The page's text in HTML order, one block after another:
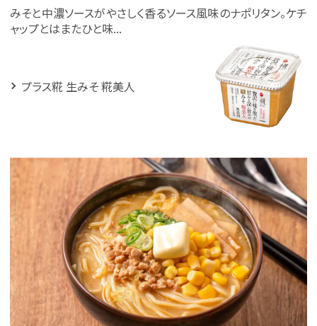
みそと中濃ソースがやさしく香るソース風味のナポリタン。ケチ
ャップとはまたひと味...
プラス糀 生みそ 糀美人